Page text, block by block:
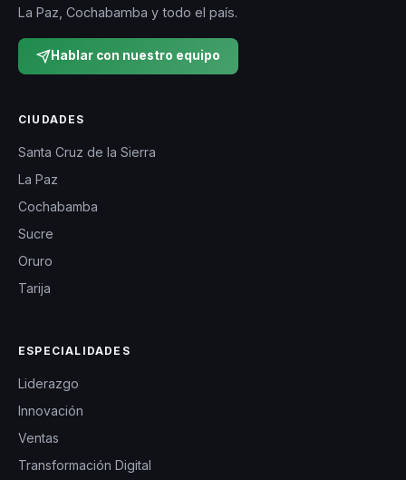
La Paz, Cochabamba y todo el país.
Hablar con nuestro equipo
CIUDADES
Santa Cruz de la Sierra
La Paz
Cochabamba
Sucre
Oruro
Tarija
ESPECIALIDADES
Liderazgo
Innovación
Ventas
Transformación Digital